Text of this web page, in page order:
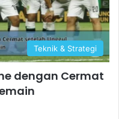
Teknik & Strategi
dengan Cermat